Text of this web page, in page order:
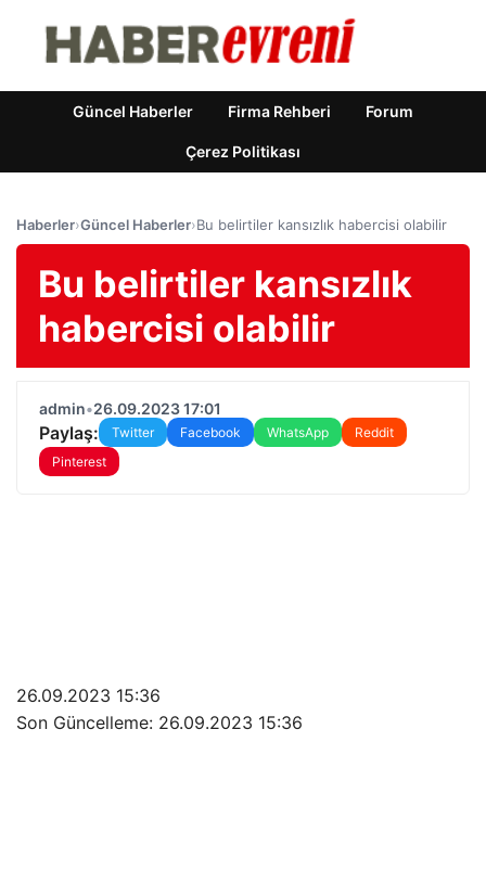
Güncel Haberler Firma Rehberi Forum
Çerez Politikası
Haberler›Güncel Haberler›Bu belirtiler kansızlık habercisi olabilir
Bu belirtiler kansızlık
habercisi olabilir
admin•26.09.2023 17:01
Paylaş: Twitter Facebook WhatsApp
Reddit
Pinterest
26.09.2023 15:36
Son Güncelleme: 26.09.2023 15:36